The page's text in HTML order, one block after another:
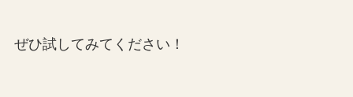
ぜひ試してみてください！